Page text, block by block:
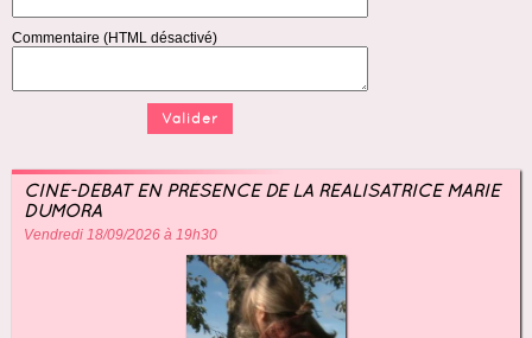
Commentaire (HTML désactivé)
CINÉ-DÉBAT EN PRÉSENCE DE LA RÉALISATRICE MARIE
DUMORA
Vendredi 18/09/2026 à 19h30